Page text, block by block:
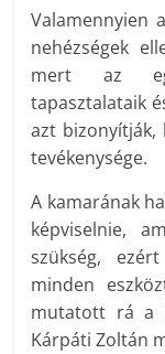
Valamennyien
nehézségek
mert az
tapasztalataik
azt bizonyítják,
tevékenysége.
A kamarának
képviselnie,
szükség,
minden
mutatott rá a
Kárpáti Zoltán